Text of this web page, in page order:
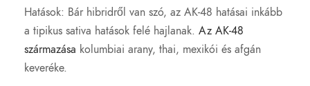
Hatások: Bár hibridről van szó, az AK-48 hatásai inkább
a tipikus sativa hatások felé hajlanak. Az AK-48
származása kolumbiai arany, thai, mexikói és afgán
keveréke.